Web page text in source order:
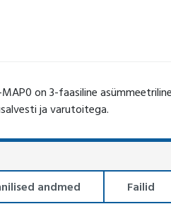
on 3-faasiline
ja varutoitega.
andmed Failid